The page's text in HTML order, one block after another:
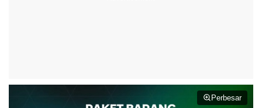
Perbesar